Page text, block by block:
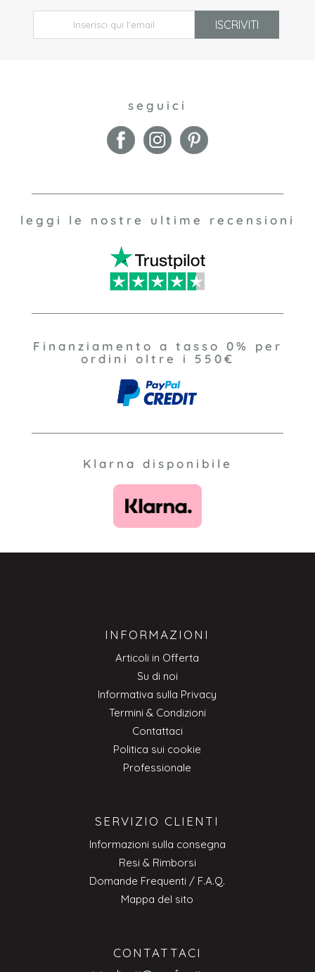
ISCRIVITI
seguici
leggi le nostre ultime recensioni
Finanziamento a tasso 0% per
ordini oltre i 550€
Klarna disponibile
INFORMAZIONI
Articoli in Offerta
Su di noi
Informativa sulla Privacy
Termini & Condizioni
Contattaci
Politica sui cookie
Professionale
SERVIZIO CLIENTI
Informazioni sulla consegna
Resi & Rimborsi
Domande Frequenti / F.A.Q.
Mappa del sito
CONTATTACI